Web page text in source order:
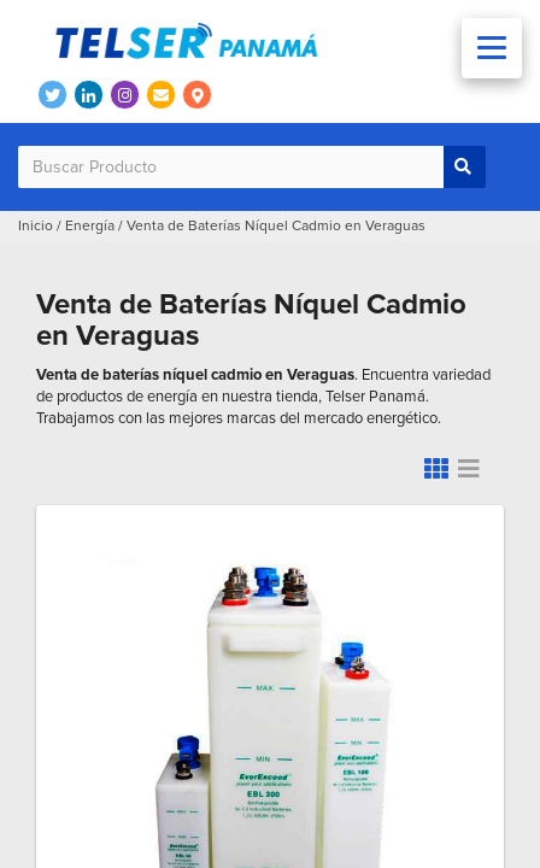
Inicio / Energía / Venta de Baterías Níquel Cadmio en Veraguas
Venta de Baterías Níquel Cadmio
en Veraguas
Venta de baterías níquel cadmio en Veraguas. Encuentra variedad
de productos de energía en nuestra tienda, Telser Panamá.
Trabajamos con las mejores marcas del mercado energético.